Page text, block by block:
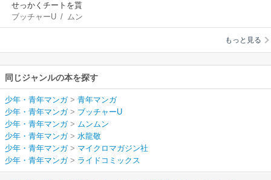
せっかくチートを貰
って異世界に転移し
たんだから、好きな
THE COMIC
ブッチャーU/ ムン
ムン/水龍敬
もっと見る
同じジャンルの本を探す
少年・青年マンガ> 青年マンガ
少年・青年マンガ> ブッチャーU
少年・青年マンガ> ムンムン
少年・青年マンガ> 水龍敬
少年・青年マンガ> マイクロマガジン社
少年・青年マンガ> ライドコミックス